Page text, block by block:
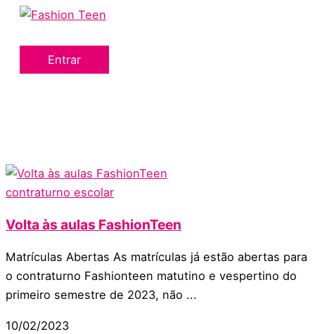
conteúdo
principal
Entrar
contraturno escolar
Volta às aulas FashionTeen
Matrículas Abertas As matrículas já estão abertas para
o contraturno Fashionteen matutino e vespertino do
primeiro semestre de 2023, não ...
10/02/2023